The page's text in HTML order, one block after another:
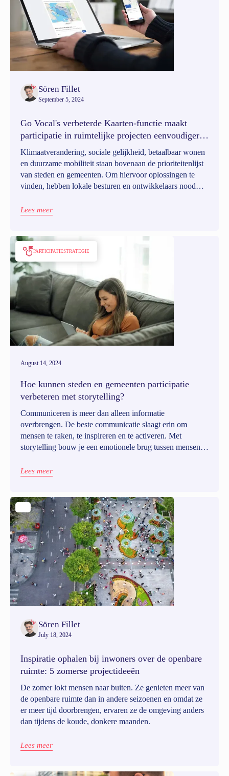
Sören Fillet
September 5, 2024
Go Vocal's verbeterde Kaarten-functie maakt
participatie in ruimtelijke projecten eenvoudiger
en inzichtelijker
Klimaatverandering, sociale gelijkheid, betaalbaar wonen
en duurzame mobiliteit staan bovenaan de prioriteitenlijst
van steden en gemeenten. Om hiervoor oplossingen te
vinden, hebben lokale besturen en ontwikkelaars nood
betrekken. Daarom hebben we onze Kaarten-functie een
samen problemen op te lossen.
Lees meer
PARTICIPATIESTRATEGIE
August 14, 2024
Hoe kunnen steden en gemeenten participatie
verbeteren met storytelling?
Communiceren is meer dan alleen informatie
overbrengen. De beste communicatie slaagt erin om
mensen te raken, te inspireren en te activeren. Met
storytelling bouw je een emotionele brug tussen mensen
Tegelijk is transparantie een belangrijke factor. Een goede
Lees meer
Sören Fillet
July 18, 2024
Inspiratie ophalen bij inwoners over de openbare
ruimte: 5 zomerse projectideeën
De zomer lokt mensen naar buiten. Ze genieten meer van
de openbare ruimte dan in andere seizoenen en omdat ze
er meer tijd doorbrengen, ervaren ze de omgeving anders
dan tijdens de koude, donkere maanden.
Lees meer